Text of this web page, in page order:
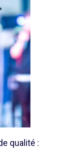
qualité :